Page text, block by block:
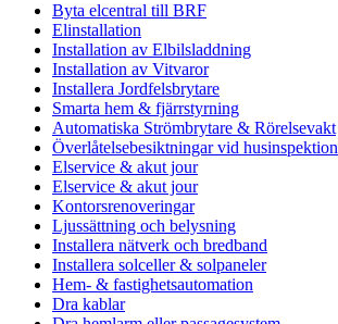
Byta elcentral till BRF
Elinstallation
Installation av Elbilsladdning
Installation av Vitvaror
Installera Jordfelsbrytare
Smarta hem & fjärrstyrning
Automatiska Strömbrytare & Rörelsevakt
Överlåtelsebesiktningar vid husinspektion
Elservice & akut jour
Elservice & akut jour
Kontorsrenoveringar
Ljussättning och belysning
Installera nätverk och bredband
Installera solceller & solpaneler
Hem- & fastighetsautomation
Dra kablar